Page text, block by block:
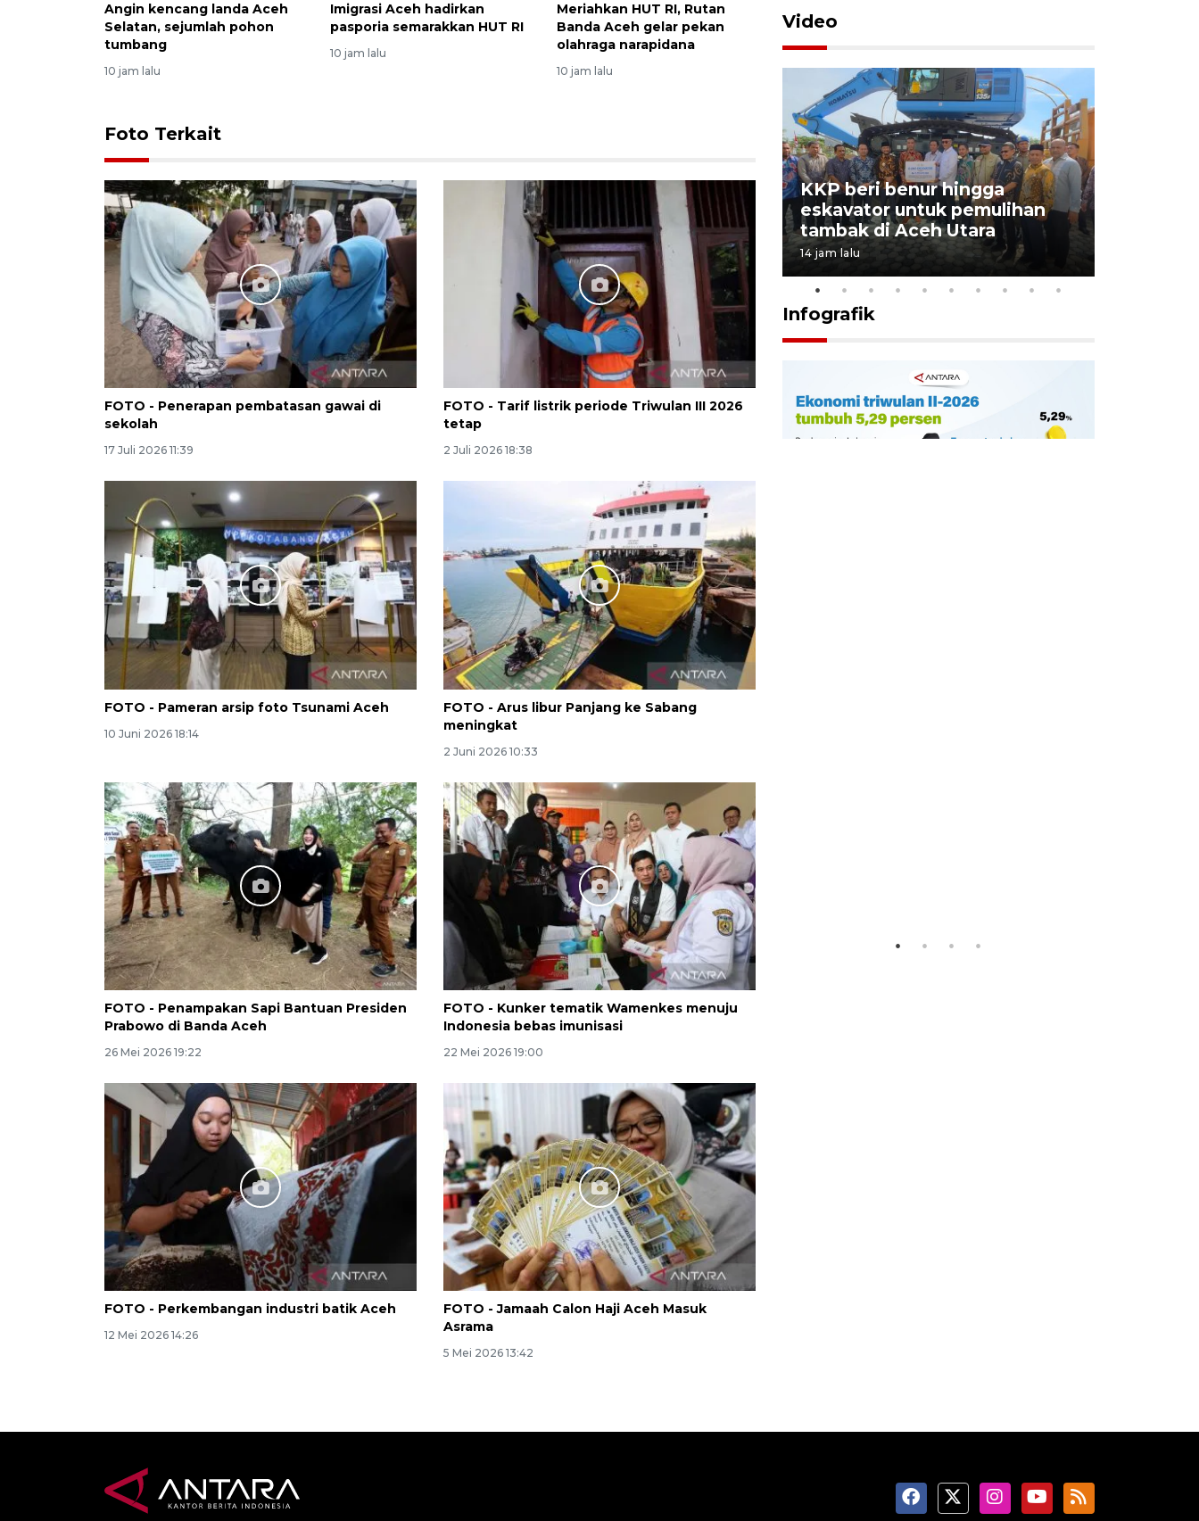
Angin kencang landa Aceh
Selatan, sejumlah pohon
tumbang
10 jam lalu
Imigrasi Aceh hadirkan
pasporia semarakkan HUT RI
10 jam lalu
Meriahkan HUT RI, Rutan
Banda Aceh gelar pekan
olahraga narapidana
10 jam lalu
Foto Terkait
FOTO - Penerapan pembatasan gawai di
sekolah
17 Juli 2026 11:39
FOTO - Tarif listrik periode Triwulan III 2026
tetap
2 Juli 2026 18:38
FOTO - Pameran arsip foto Tsunami Aceh
10 Juni 2026 18:14
FOTO - Arus libur Panjang ke Sabang
meningkat
2 Juni 2026 10:33
FOTO - Penampakan Sapi Bantuan Presiden
Prabowo di Banda Aceh
26 Mei 2026 19:22
FOTO - Kunker tematik Wamenkes menuju
Indonesia bebas imunisasi
22 Mei 2026 19:00
FOTO - Perkembangan industri batik Aceh
12 Mei 2026 14:26
FOTO - Jamaah Calon Haji Aceh Masuk
Asrama
5 Mei 2026 13:42
Video
Pemkot Lhokseumawe siap
terima peralihan RSUD Cut
Meutia
31 Juli 2026 20:28
KKP beri benur hingga
eskavator untuk pemulihan
tambak di Aceh Utara
14 jam lalu
Infografik
Memberantas kejahatan
jalanan Jakarta
2026-08-05 18:00:00